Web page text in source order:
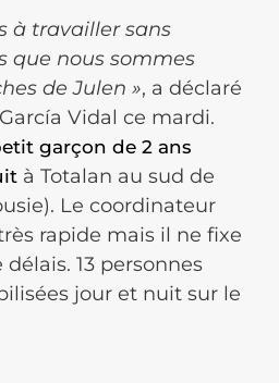
à travailler sans
que nous sommes
de Julen », a déclaré
Vidal ce mardi.
garçon de 2 ans
à Totalan au sud de
Le coordinateur
rapide mais il ne fixe
13 personnes
jour et nuit sur le